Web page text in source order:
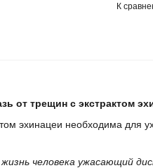
К
от трещин с экстрактом
эхинацеи необходима для
человека ужасающий